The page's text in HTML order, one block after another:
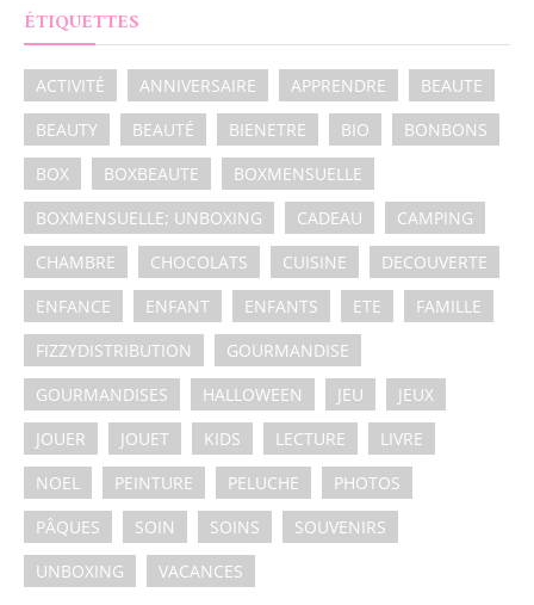
ÉTIQUETTES
ACTIVITÉ ANNIVERSAIRE APPRENDRE
BEAUTE
BEAUTY
BEAUTÉ BIENETRE BIO
BONBONS
BOX
BOXBEAUTE
BOXMENSUELLE
BOXMENSUELLE; UNBOXING
CADEAU
CAMPING
CHAMBRE
CHOCOLATS CUISINE
DECOUVERTE
ENFANCE
ENFANT ENFANTS ETE
FAMILLE
FIZZYDISTRIBUTION
GOURMANDISE
GOURMANDISES
HALLOWEEN JEU
JEUX
JOUER
JOUET KIDS LECTURE
LIVRE
NOEL
PEINTURE PELUCHE
PHOTOS
PÂQUES
SOIN SOINS
SOUVENIRS
UNBOXING
VACANCES